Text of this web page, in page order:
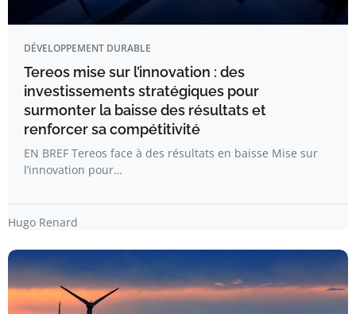
DÉVELOPPEMENT DURABLE
Tereos mise sur l’innovation : des
investissements stratégiques pour
surmonter la baisse des résultats et
renforcer sa compétitivité
EN BREF Tereos face à des résultats en baisse Mise sur
l’innovation pour…
Hugo Renard